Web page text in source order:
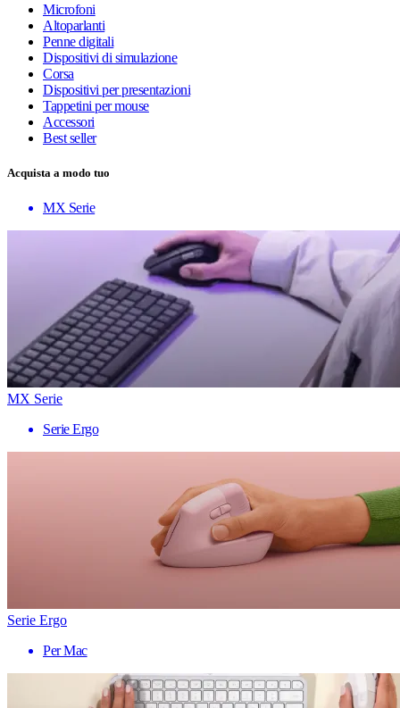
Microfoni
Altoparlanti
Penne digitali
Dispositivi di simulazione
Corsa
Dispositivi per presentazioni
Tappetini per mouse
Accessori
Best seller
Acquista a modo tuo
MX Serie
MX Serie
Serie Ergo
Serie Ergo
Per Mac